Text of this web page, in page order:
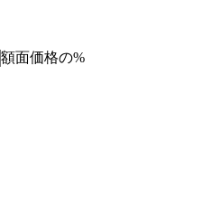
額面価格の%